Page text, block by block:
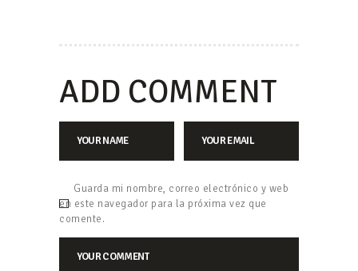
ADD COMMENT
Guarda mi nombre, correo electrónico y web
en este navegador para la próxima vez que
comente.